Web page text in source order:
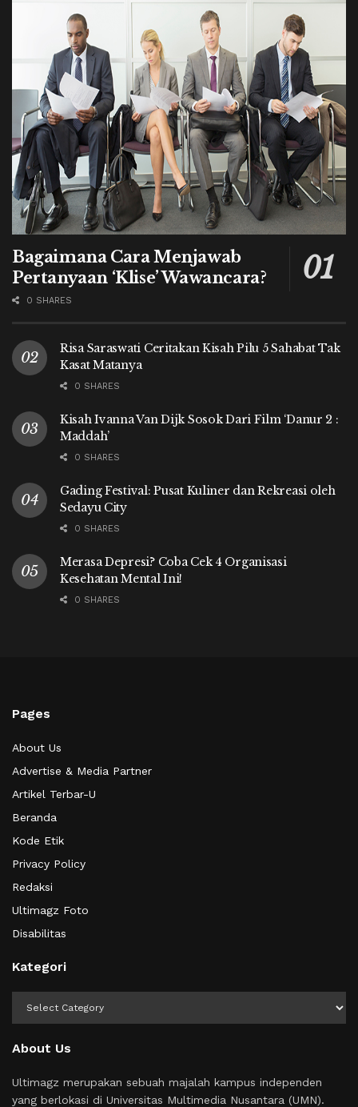
Bagaimana Cara Menjawab
Pertanyaan ‘Klise’ Wawancara?
0 SHARES
Risa Saraswati Ceritakan Kisah Pilu 5 Sahabat Tak
Kasat Matanya
0 SHARES
Kisah Ivanna Van Dijk Sosok Dari Film ‘Danur 2 :
Maddah’
0 SHARES
Gading Festival: Pusat Kuliner dan Rekreasi oleh
Sedayu City
0 SHARES
Merasa Depresi? Coba Cek 4 Organisasi
Kesehatan Mental Ini!
0 SHARES
Pages
About Us
Advertise & Media Partner
Artikel Terbar-U
Beranda
Kode Etik
Privacy Policy
Redaksi
Ultimagz Foto
Disabilitas
Kategori
About Us
Ultimagz merupakan sebuah majalah kampus independen
yang berlokasi di Universitas Multimedia Nusantara (UMN).